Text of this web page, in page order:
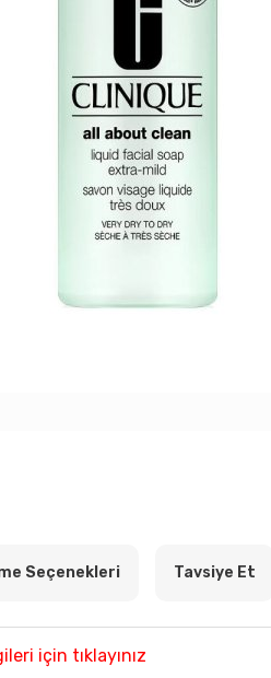
Seçenekleri Tavsiye Et
için tıklayınız